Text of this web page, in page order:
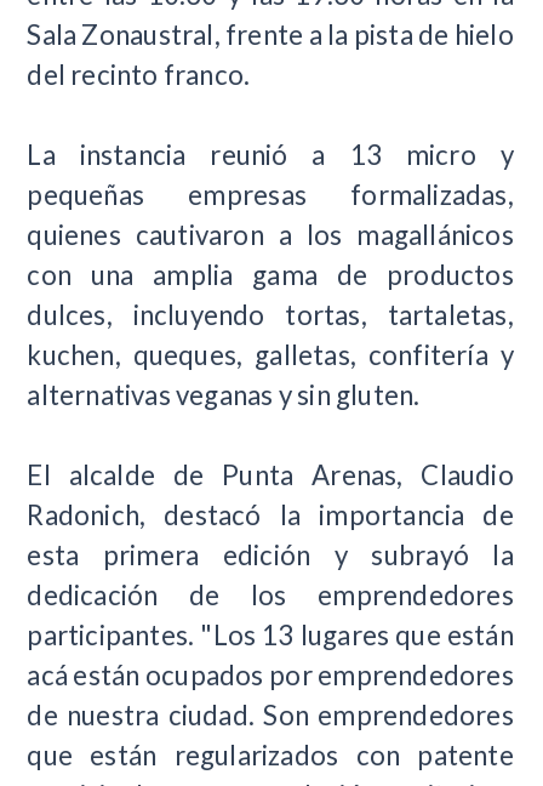
Sala Zonaustral, frente a la pista de hielo
del recinto franco.
La instancia reunió a 13 micro y
pequeñas empresas formalizadas,
quienes cautivaron a los magallánicos
con una amplia gama de productos
dulces, incluyendo tortas, tartaletas,
kuchen, queques, galletas, confitería y
alternativas veganas y sin gluten.
El alcalde de Punta Arenas, Claudio
Radonich, destacó la importancia de
esta primera edición y subrayó la
dedicación de los emprendedores
participantes. "Los 13 lugares que están
acá están ocupados por emprendedores
de nuestra ciudad. Son emprendedores
que están regularizados con patente